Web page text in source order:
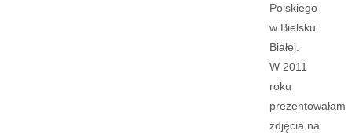
Polskiego
w Bielsku
Białej.
W 2011
roku
prezentowałam
zdjęcia na